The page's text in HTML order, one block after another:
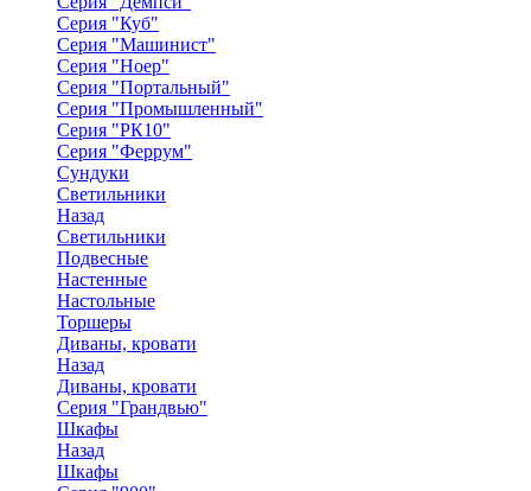
Серия "Куб"
Серия "Машинист"
Серия "Ноер"
Серия "Портальный"
Серия "Промышленный"
Серия "РК10"
Серия "Феррум"
Сундуки
Светильники
Назад
Светильники
Подвесные
Настенные
Настольные
Торшеры
Диваны, кровати
Назад
Диваны, кровати
Серия "Грандвью"
Шкафы
Назад
Шкафы